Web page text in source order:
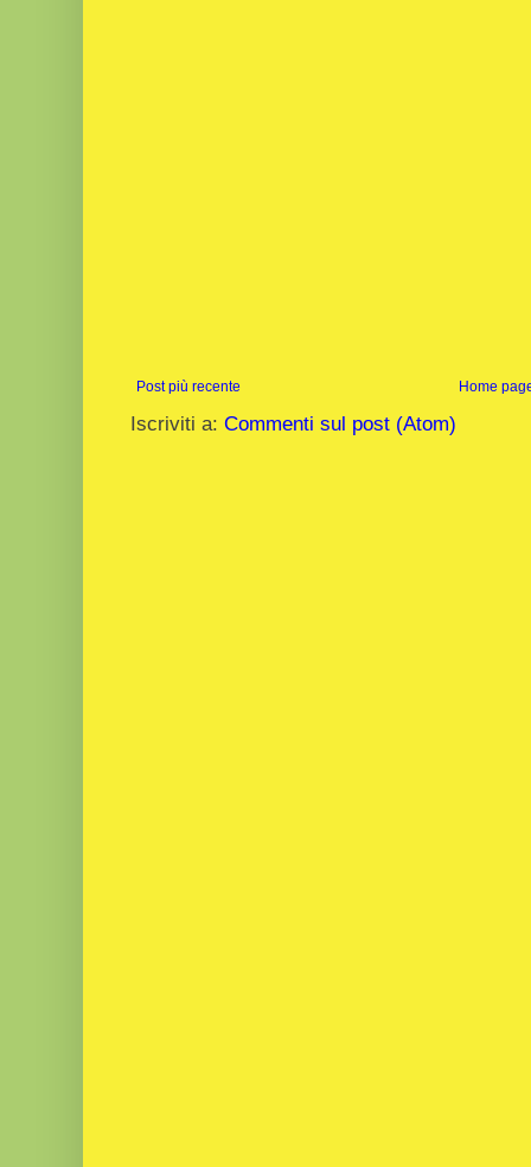
Post più recente Home
Iscriviti a: Commenti sul post (Atom)